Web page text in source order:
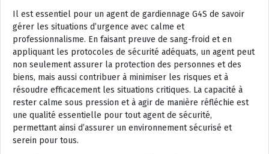
Il est essentiel pour un agent de gardiennage G4S de savoir
gérer les situations d’urgence avec calme et
professionnalisme. En faisant preuve de sang-froid et en
appliquant les protocoles de sécurité adéquats, un agent peut
non seulement assurer la protection des personnes et des
biens, mais aussi contribuer à minimiser les risques et à
résoudre efficacement les situations critiques. La capacité à
rester calme sous pression et à agir de manière réfléchie est
une qualité essentielle pour tout agent de sécurité,
permettant ainsi d’assurer un environnement sécurisé et
serein pour tous.